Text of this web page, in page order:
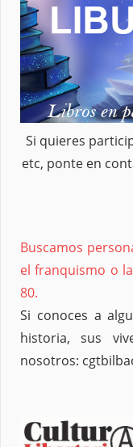
Si quieres
etc, ponte en
Buscamos
el franquismo o
80.
Si conoces a
historia, sus
nosotros: